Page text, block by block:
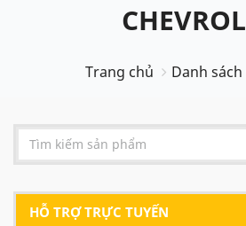
Trang chủ Danh
HỖ TRỢ TRỰC TUYẾN